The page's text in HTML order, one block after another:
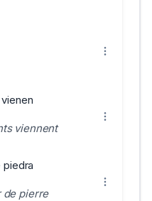
viennent
piedra
pierre